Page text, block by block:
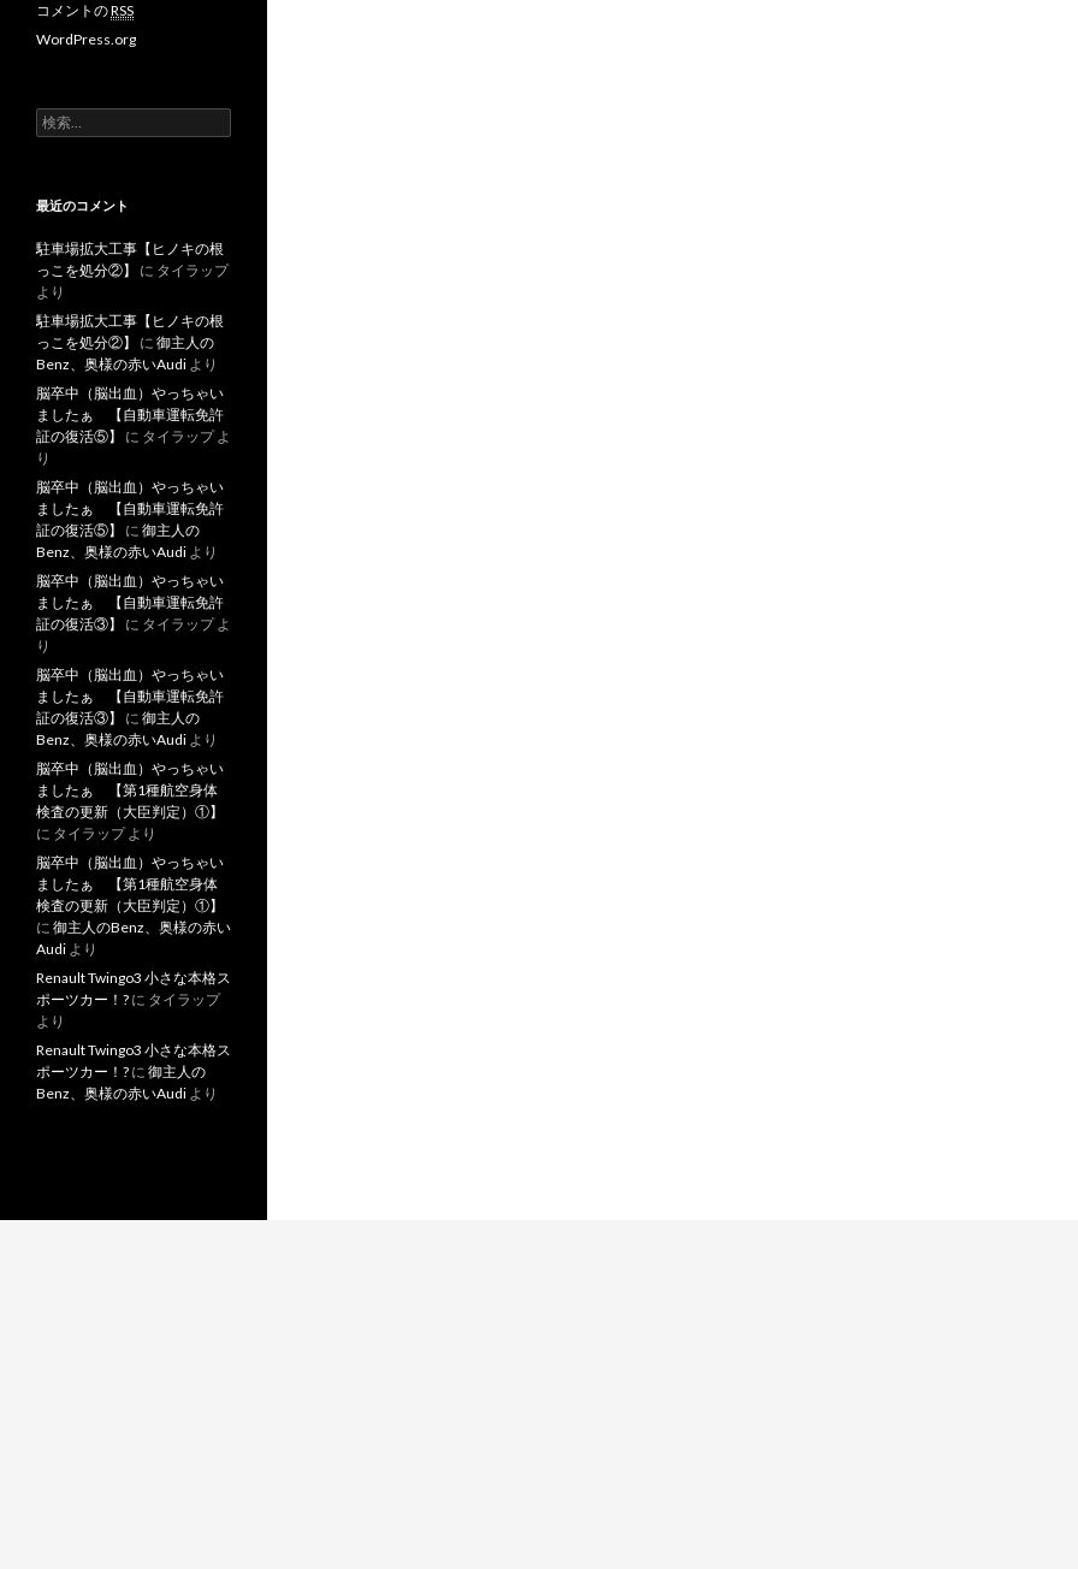
コメントのRSS
WordPress.org
検
索
最近のコメント
駐車場拡大工事【ヒノキの根
っこを処分②】
に タイラップ
より
駐車場拡大工事【ヒノキの根
っこを処分②】
に 御主人の
Benz、奥様の赤いAudi より
脳卒中（脳出血）やっちゃい
ましたぁ 【自動車運転免許
証の復活⑤】
に タイラップよ
り
脳卒中（脳出血）やっちゃい
ましたぁ 【自動車運転免許
証の復活⑤】
に 御主人の
Benz、奥様の赤いAudi より
脳卒中（脳出血）やっちゃい
ましたぁ 【自動車運転免許
証の復活③】
に タイラップよ
り
脳卒中（脳出血）やっちゃい
ましたぁ 【自動車運転免許
証の復活③】
に 御主人の
Benz、奥様の赤いAudi より
脳卒中（脳出血）やっちゃい
ましたぁ 【第1種航空身体
検査の更新（大臣判定）①】
に タイラップより
脳卒中（脳出血）やっちゃい
ましたぁ 【第1種航空身体
検査の更新（大臣判定）①】
に 御主人のBenz、奥様の赤い
Audi より
Renault Twingo3 小さな本格ス
ポーツカー！? に タイラップ
より
Renault Twingo3 小さな本格ス
ポーツカー！? に 御主人の
Benz、奥様の赤いAudi より